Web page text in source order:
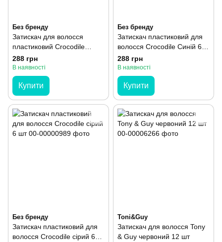
Без бренду
Затискач для волосся
пластиковий Crocodile
рожевий 6 шт
288 грн
В наявності
Купити
Без бренду
Затискач пластиковий для
волосся Crocodile Синій 6
шт
288 грн
В наявності
Купити
Без бренду
Затискач пластиковий для
волосся Crocodile сірий 6
Toni&Guy
Затискач для волосся Tony
& Guy червоний 12 шт